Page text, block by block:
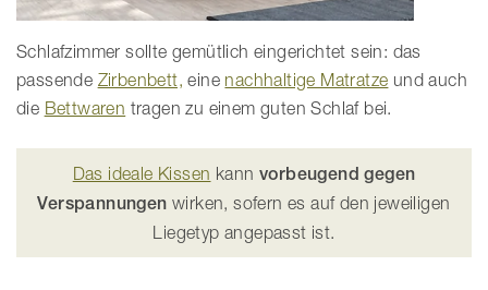
Schlafzimmer sollte gemütlich eingerichtet sein: das
passende Zirbenbett, eine nachhaltige Matratze und auch
die Bettwaren tragen zu einem guten Schlaf bei.
Das ideale Kissen kann vorbeugend gegen
Verspannungen wirken, sofern es auf den jeweiligen
Liegetyp angepasst ist.